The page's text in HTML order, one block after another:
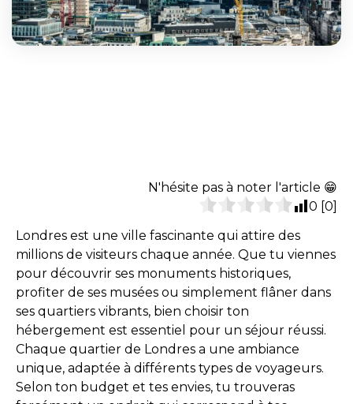
N'hésite pas à noter l'article 😁
0 [0]
Londres est une ville fascinante qui attire des
millions de visiteurs chaque année. Que tu viennes
pour découvrir ses monuments historiques,
profiter de ses musées ou simplement flâner dans
ses quartiers vibrants, bien choisir ton
hébergement est essentiel pour un séjour réussi.
Chaque quartier de Londres a une ambiance
unique, adaptée à différents types de voyageurs.
Selon ton budget et tes envies, tu trouveras